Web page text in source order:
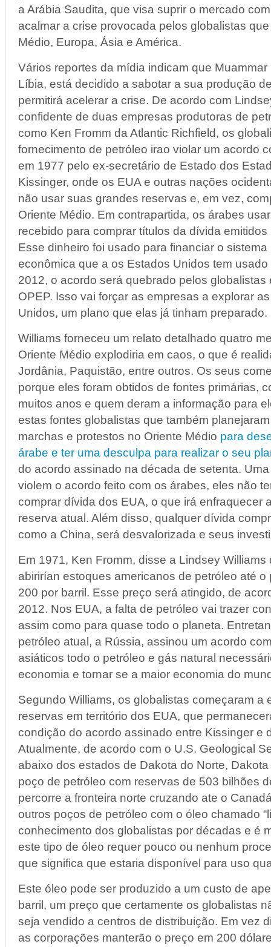
a Arábia Saudita, que visa suprir o mercado
acalmar a crise provocada pelos globalistas
Médio, Europa, Ásia e América.
Vários reportes da mídia indicam que
Líbia, está decidido a sabotar a sua produção
permitirá acelerar a crise. De acordo com
confidente de duas empresas produtoras de
como Ken Fromm da Atlantic Richfield, os
fornecimento de petróleo irao violar um acordo
em 1977 pelo ex-secretário de Estado dos
Kissinger, onde os EUA e outras nações
não usar suas grandes reservas e, em vez,
Oriente Médio. Em contrapartida, os árabes
recebido para comprar títulos da dívida
Esse dinheiro foi usado para financiar o
econômica que a os Estados Unidos tem
2012, o acordo será quebrado pelos globalistas
OPEP. Isso vai forçar as empresas a explorar
Unidos, um plano que elas já tinham preparado.
Williams forneceu um relato detalhado quatro
Oriente Médio explodiria em caos, o que é
Jordânia, Paquistão, entre outros. Os seus
porque eles foram obtidos de fontes primárias,
muitos anos e quem deram a informação para
estas fontes globalistas que também
marchas e protestos no Oriente Médio para
árabe e ter uma desculpa para realizar o seu
do acordo assinado na década de setenta.
violem o acordo feito com os árabes, eles não
comprar dívida dos EUA, o que irá enfraquecer
reserva atual. Além disso, qualquer dívida
como a China, será desvalorizada e seus
Em 1971, Ken Fromm, disse a Lindsey
abirirían estoques americanos de petróleo até o
200 por barril. Esse preço será atingido, de
2012. Nos EUA, a falta de petróleo vai trazer
assim como para quase todo o planeta.
petróleo atual, a Rússia, assinou um acordo
asiáticos todo o petróleo e gás natural
economia e tornar se a maior economia do
Segundo Williams, os globalistas começaram a
reservas em território dos EUA, que
condição do acordo assinado entre Kissinger e
Atualmente, de acordo com o U.S. Geological
abaixo dos estados de Dakota do Norte,
poço de petróleo com reservas de 503 bilhões
percorre a fronteira norte cruzando ate o
outros poços de petróleo com o óleo chamado
conhecimento dos globalistas por décadas e é
este tipo de óleo requer pouco ou nenhum
que significa que estaria disponível para uso
Este óleo pode ser produzido a um custo de
barril, um preço que certamente os globalistas
seja vendido a centros de distribuição. Em vez
as corporações manterão o preço em 200